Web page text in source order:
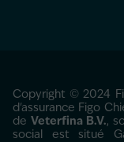
Copyright © 2024
d'assurance Figo
de Veterfina B.V.,
social est situé